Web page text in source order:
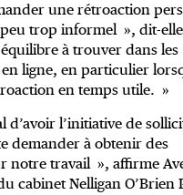
une rétroaction
trop informel », dit-
à trouver dans les
ligne, en particulier
en temps utile. »
d’avoir l’initiative de
demander à obtenir des
notre travail », affirme
cabinet Nelligan O’Brien